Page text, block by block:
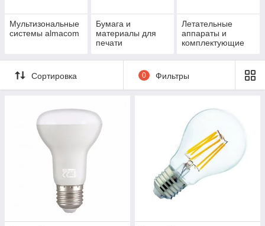
Мультизональные
системы almacom
Бумага и
материалы для
печати
Летательные
аппараты и
комплектующие
Сортировка 0 Фильтры